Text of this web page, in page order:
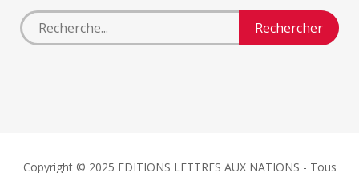
Copyright © 2025 EDITIONS LETTRES AUX NATIONS - Tous